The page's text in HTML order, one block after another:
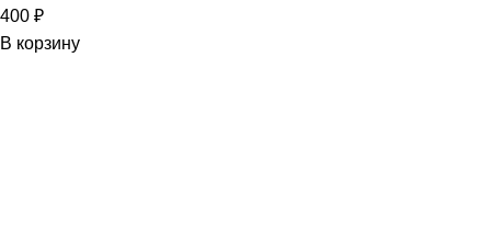
400 ₽
В корзину